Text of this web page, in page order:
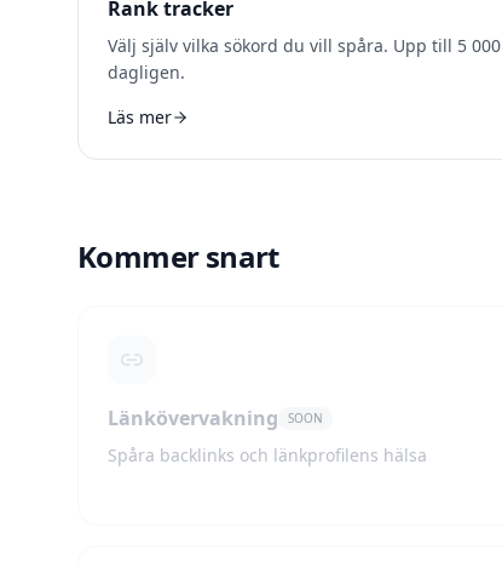
Rank tracker
Välj själv vilka sökord du vill spåra. Upp till 5 000
dagligen.
Läs mer
Kommer snart
Länkövervakning SOON
Spåra backlinks och länkprofilens hälsa